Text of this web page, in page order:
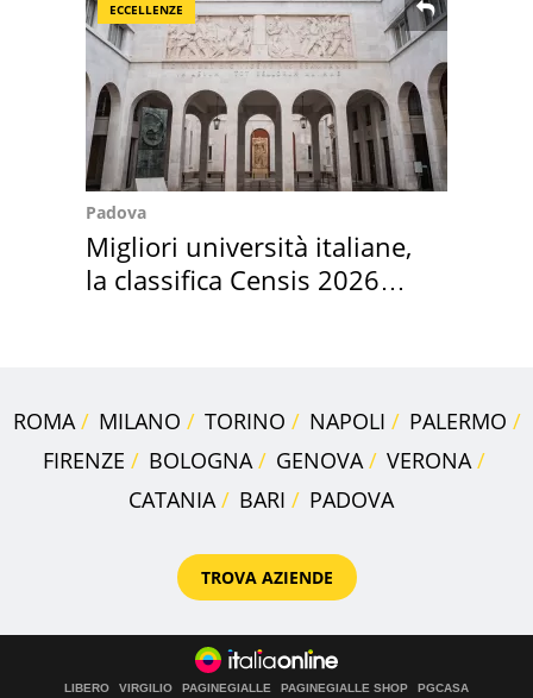
ECCELLENZE
Padova
Migliori università italiane,
la classifica Censis 2026
ROMA MILANO TORINO NAPOLI
PALERMO
FIRENZE
BOLOGNA GENOVA
VERONA
CATANIA
BARI PADOVA
TROVA AZIENDE
LIBERO VIRGILIO PAGINEGIALLE PAGINEGIALLE SHOP
PGCASA